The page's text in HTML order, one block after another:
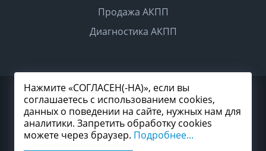
Продажа АКПП
Диагностика АКПП
2026 © Все права защищены
Политика конфиденциальности
Согласие на обработку персональных данных
Карта сайта
Нажмите «СОГЛАСЕН(-НА)», если вы
соглашаетесь с использованием cookies,
данных о поведении на сайте, нужных нам для
аналитики. Запретить обработку cookies
можете через браузер. Подробнее...